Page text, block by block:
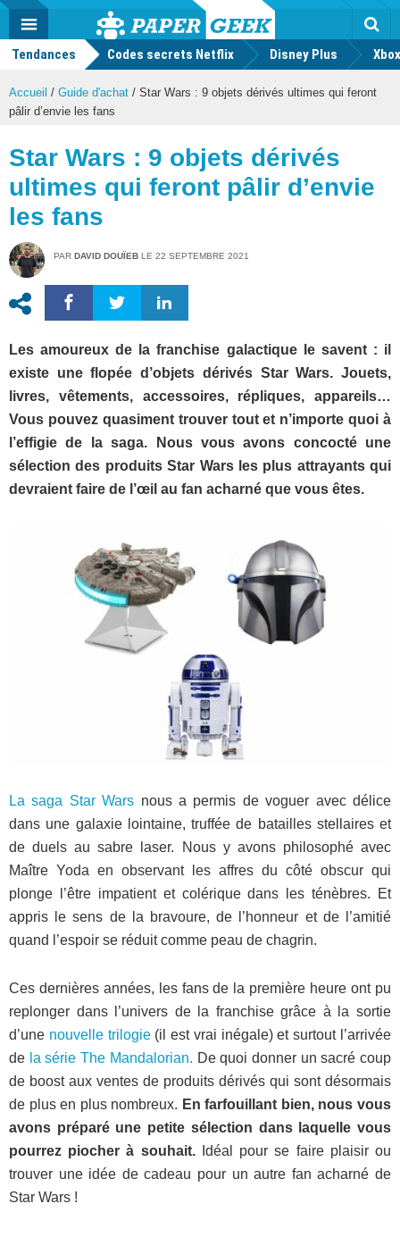
Actu
geek
MENU
Tendances Codes secrets Netflix Disney Plus
Accueil / Guide d'achat / Star Wars : 9 objets dérivés ultimes qui feront
pâlir d’envie les fans
Star Wars : 9 objets dérivés
ultimes qui feront pâlir d’envie
les fans
PAR DAVID DOUÏEB LE 22 SEPTEMBRE 2021
Les amoureux de la franchise galactique le savent : il
existe une flopée d’objets dérivés Star Wars. Jouets,
livres, vêtements, accessoires, répliques, appareils…
Vous pouvez quasiment trouver tout et n’importe quoi à
l’effigie de la saga. Nous vous avons concocté une
sélection des produits Star Wars les plus attrayants qui
devraient faire de l’œil au fan acharné que vous êtes.
La saga Star Wars nous a permis de voguer avec délice
dans une galaxie lointaine, truffée de batailles stellaires et
de duels au sabre laser. Nous y avons philosophé avec
Maître Yoda en observant les affres du côté obscur qui
plonge l’être impatient et colérique dans les ténèbres. Et
appris le sens de la bravoure, de l’honneur et de l’amitié
quand l’espoir se réduit comme peau de chagrin.
Ces dernières années, les fans de la première heure ont pu
replonger dans l’univers de la franchise grâce à la sortie
d’une nouvelle trilogie(il est vrai inégale) et surtout l’arrivée
de la série The Mandalorian. De quoi donner un sacré coup
de boost aux ventes de produits dérivés qui sont désormais
de plus en plus nombreux. En farfouillant bien, nous vous
avons préparé une petite sélection dans laquelle vous
pourrez piocher à souhait.Idéal pour se faire plaisir ou
trouver une idée de cadeau pour un autre fan acharné de
Star Wars !
Mode
FacebookTwitter Youtube